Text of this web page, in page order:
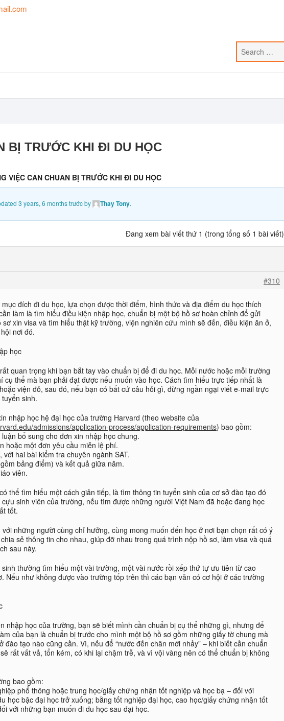
BỊ TRƯỚC KHI ĐI DU HỌC
VIỆC CẦN CHUẨN BỊ TRƯỚC KHI ĐI DU HỌC
3 years, 6 months trướcby Thay Tony.
Đang xem bài viết thứ 1 (trong tổng số 1 bài viết)
#310
đích đi du học, lựa chọn được thời điểm, hình thức và địa điểm du học thích
làm là tìm hiểu điều kiện nhập học, chuẩn bị một bộ hồ sơ hoàn chỉnh để gửi
xin visa và tìm hiểu thật kỹ trường, viện nghiên cứu mình sẽ đến, điều kiện ăn ở,
nơi đó.
học
quan trọng khi bạn bắt tay vào chuẩn bị để đi du học. Mỗi nước hoặc mỗi trường
cụ thể mà bạn phải đạt được nếu muốn vào học. Cách tìm hiểu trực tiếp nhất là
viện đỏ, sau đó, nếu bạn có bất cứ câu hỏi gì, đừng ngần ngại viết e-mail trực
sinh.
nhập học hệ đại học của trường Harvard (theo website của
admissions/application-process/application-requirements) bao gồm:
bổ sung cho đơn xin nhập học chung.
hoặc một đơn yêu cầu miễn lệ phí.
với hai bài kiểm tra chuyên ngành SAT.
bảng điểm) và kết quả giữa năm.
viên.
thể tìm hiểu một cách giản tiếp, là tìm thông tin tuyển sinh của cơ sở đào tạo đó
sinh viên của trường, nếu tìm được những người Việt Nam đã hoặc đang học
tốt.
những người cùng chỉ hưởng, cùng mong muốn đến học ở nơi bạn chọn rất có ý
sẻ thông tin cho nhau, giúp đỡ nhau trong quá trình nộp hồ sơ, làm visa và quá
sau này.
thường tìm hiểu một vài trường, một vài nước rồi xếp thứ tự ưu tiên từ cao
Nếu như không được vào trường tốp trên thì các bạn vẫn có cơ hội ở các trường
nhập học của trường, bạn sẽ biết mình cần chuẩn bị cụ thể những gì, nhưng để
của bạn là chuẩn bị trước cho mình một bộ hồ sơ gồm những giấy tờ chung mà
đào tạo nào cũng cần. Vì, nếu để “nước đến chân mới nhảy” – khi biết cần chuẩn
rất vất vả, tổn kém, có khi lại chậm trễ, và vì vội vàng nên có thể chuẩn bị không
bao gồm:
phổ thông hoặc trung học/giấy chứng nhận tốt nghiệp và học bạ – đối với
học bậc đại học trở xuống; bằng tốt nghiệp đại học, cao học/giấy chứng nhận tốt
với những bạn muốn đi du học sau đại học.